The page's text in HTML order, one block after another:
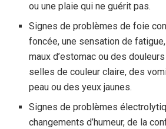
ou une plaie qui ne guérit pas.
Signes de problèmes de foie
foncée, une sensation de
maux d’estomac ou des
selles de couleur claire, des
peau ou des yeux jaunes.
Signes de problèmes
changements d’humeur, de la